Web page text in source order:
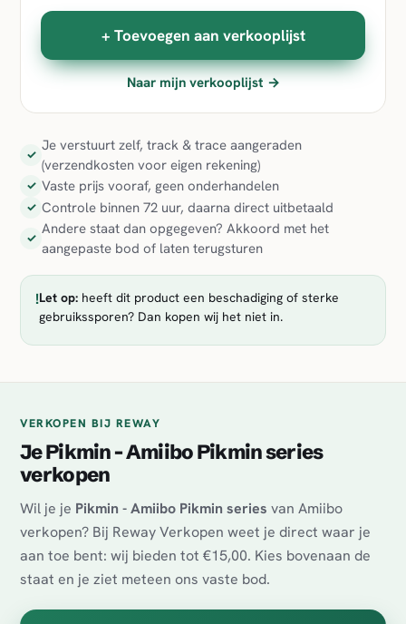
+ Toevoegen aan verkooplijst
Naar mijn verkooplijst →
✓
Je verstuurt zelf, track & trace aangeraden
(verzendkosten voor eigen rekening)
✓ Vaste prijs vooraf, geen onderhandelen
✓ Controle binnen 72 uur, daarna direct uitbetaald
✓
Andere staat dan opgegeven? Akkoord met het
aangepaste bod of laten terugsturen
!Let op: heeft dit product een beschadiging of sterke
gebruikssporen? Dan kopen wij het niet in.
VERKOPEN BIJ REWAY
Je Pikmin - Amiibo Pikmin series
verkopen
Wil je je Pikmin - Amiibo Pikmin series van Amiibo
verkopen? Bij Reway Verkopen weet je direct waar je
aan toe bent: wij bieden tot €15,00. Kies bovenaan de
staat en je ziet meteen ons vaste bod.